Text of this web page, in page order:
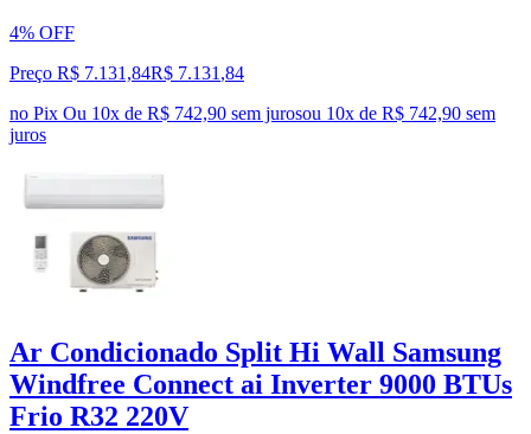
4% OFF
Preço R$ 7.131,84R$ 7.131 ,84
no Pix Ou 10x de R$ 742,90 sem jurosou 10x de R$ 742,90 sem
juros
Ar Condicionado Split Hi Wall Samsung
Windfree Connect ai Inverter 9000 BTUs
Frio R32 220V